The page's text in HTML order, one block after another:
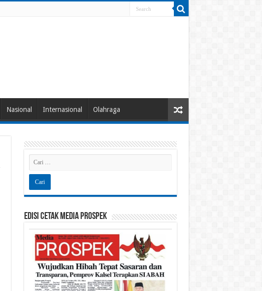
Nasional Internasional Olahraga
Edisi Cetak Media Prospek